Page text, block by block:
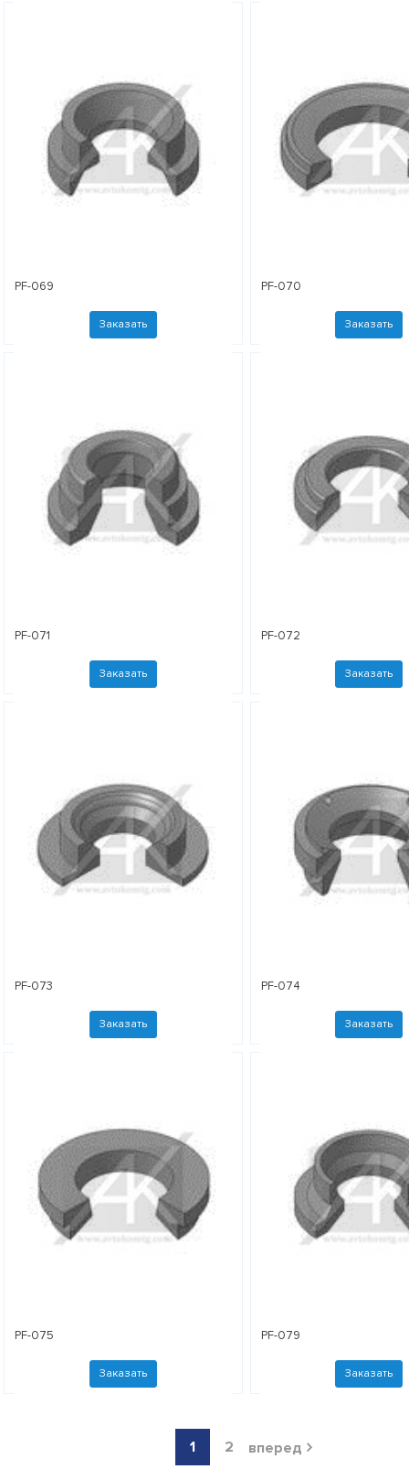
PF-069
Заказать
PF-070
Заказать
PF-071
Заказать
PF-072
Заказать
PF-073
Заказать
PF-074
Заказать
PF-075
Заказать
PF-079
Заказать
1 2 вперед 